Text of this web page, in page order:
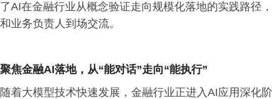
了AI在金融行业从概念验证走向规模化落地的实践路径
和业务负责人到场交流。
聚焦金融AI落地，从“能对话”走向“能执行”
随着大模型技术快速发展，金融行业正进入AI应用深化